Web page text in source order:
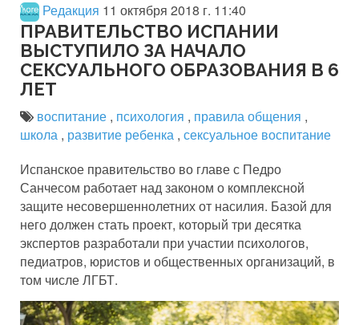
Редакция 11 октября 2018 г. 11:40
ПРАВИТЕЛЬСТВО ИСПАНИИ
ВЫСТУПИЛО ЗА НАЧАЛО
СЕКСУАЛЬНОГО ОБРАЗОВАНИЯ В 6
ЛЕТ
воспитание , психология , правила общения ,
школа , развитие ребенка , сексуальное воспитание
Испанское правительство во главе с Педро
Санчесом работает над законом о комплексной
защите несовершеннолетних от насилия. Базой для
него должен стать проект, который три десятка
экспертов разработали при участии психологов,
педиатров, юристов и общественных организаций, в
том числе ЛГБТ.